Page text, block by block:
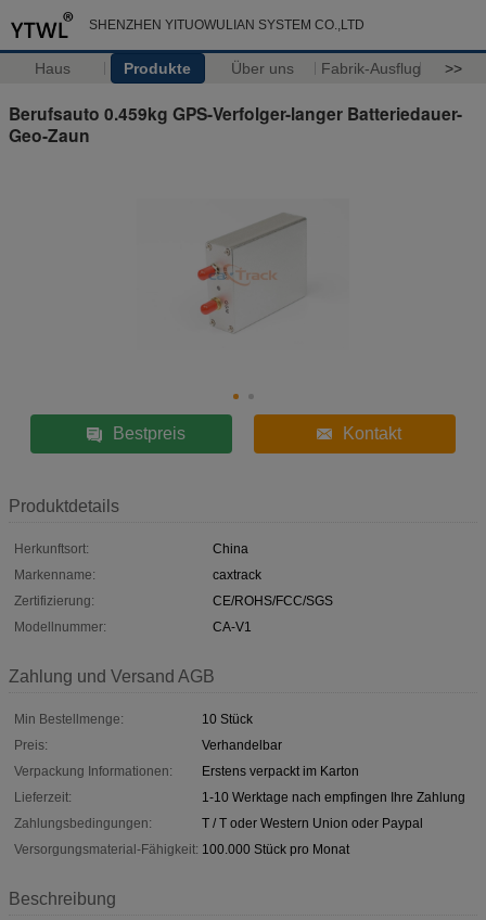
SHENZHEN YITUOWULIAN SYSTEM CO.,LTD
Haus Produkte Über uns Fabrik-Ausflug >>
Berufsauto 0.459kg GPS-Verfolger-langer Batteriedauer-
Geo-Zaun
Bestpreis Kontakt
Produktdetails
Herkunftsort:
China
Markenname:
caxtrack
Zertifizierung:
CE/ROHS/FCC/SGS
Modellnummer:
CA-V1
Zahlung und Versand AGB
Min Bestellmenge:
10 Stück
Preis:
Verhandelbar
Verpackung Informationen:
Erstens verpackt im Karton
Lieferzeit:
1-10 Werktage nach empfingen Ihre Zahlung
Zahlungsbedingungen:
T / T oder Western Union oder Paypal
Versorgungsmaterial-Fähigkeit: 100.000 Stück pro Monat
Beschreibung